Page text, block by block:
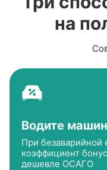
на
Водите
При безаварийной
коэффициент
дешевле ОСАГО